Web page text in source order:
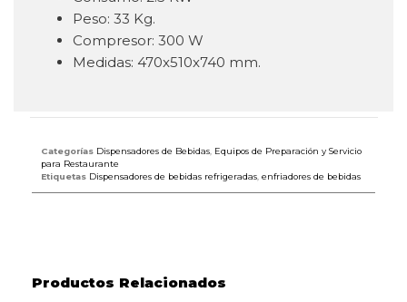
Peso: 33 Kg.
Compresor: 300 W
Medidas: 470x510x740 mm.
Categorías Dispensadores de Bebidas Equipos de Preparación y Servicio
para Restaurante
Etiquetas Dispensadores de bebidas refrigeradas enfriadores de bebidas
Productos Relacionados